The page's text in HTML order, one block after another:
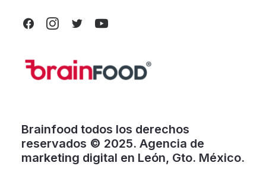
Brainfood todos los derechos
reservados © 2025. Agencia de
marketing digital en León, Gto. México.